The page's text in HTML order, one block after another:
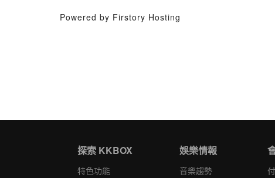
Powered by Firstory Hosting
探索 KKBOX
特色功能
娛樂情報
音樂趨勢